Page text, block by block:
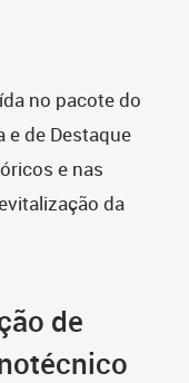
no pacote do
e de Destaque
e nas
da
de